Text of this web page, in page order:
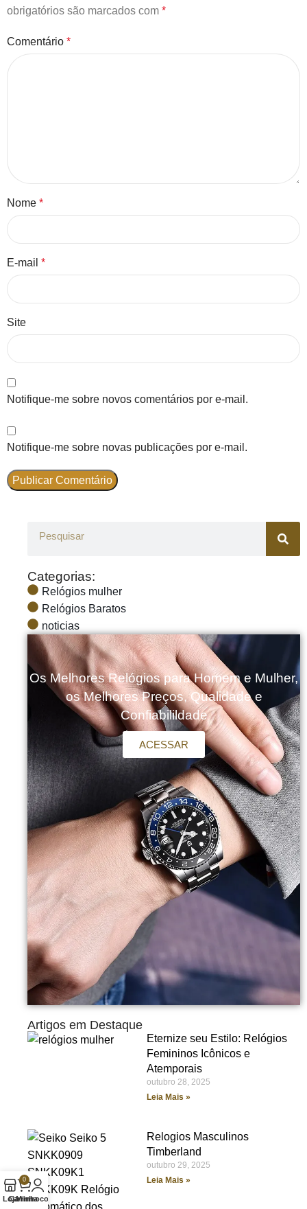
obrigatórios são marcados com *
Comentário *
Nome *
E-mail *
Site
Notifique-me sobre novos comentários por e-mail.
Notifique-me sobre novas publicações por e-mail.
Categorias:
Relógios mulher
Relógios Baratos
noticias
Os Melhores Relógios para Homem e Mulher,
os Melhores Preços, Qualidade e
Confiabilildade
ACESSAR
Artigos em Destaque
Eternize seu Estilo: Relógios
Femininos Icônicos e
Atemporais
outubro 28, 2025
Leia Mais »
Relogios Masculinos
Timberland
outubro 29, 2025
Leia Mais »
Loja
0
Carrinho
Minha conta